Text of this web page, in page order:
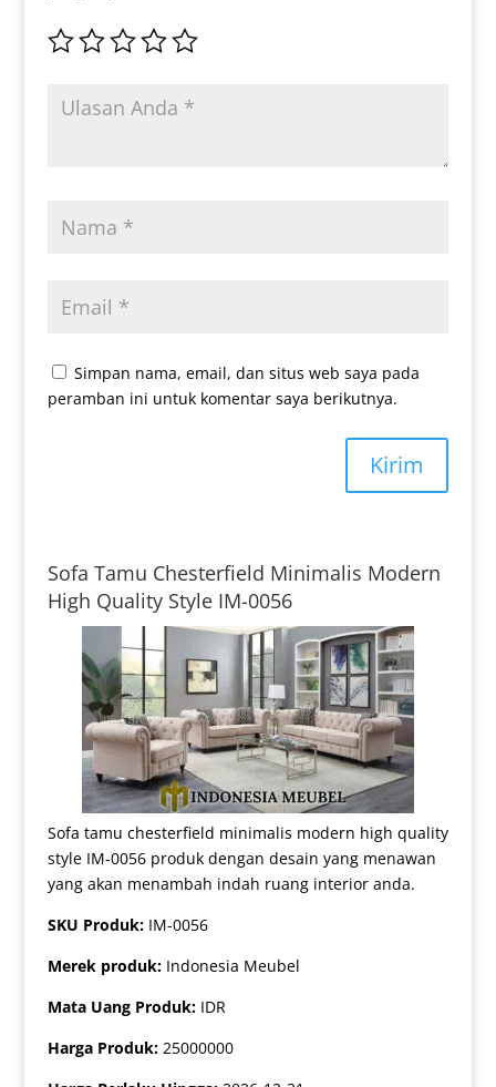
Simpan nama, email, dan situs web saya pada
peramban ini untuk komentar saya berikutnya.
Kirim
Sofa Tamu Chesterfield Minimalis Modern
High Quality Style IM-0056
Sofa tamu chesterfield minimalis modern high quality
style IM-0056 produk dengan desain yang menawan
yang akan menambah indah ruang interior anda.
SKU Produk: IM-0056
Merek produk: Indonesia Meubel
Mata Uang Produk: IDR
Harga Produk: 25000000